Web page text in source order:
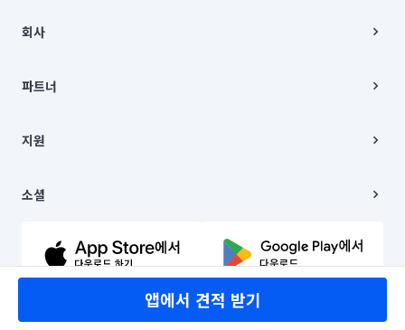
앱에서 견적 받기
00019 |
주소 | 본사: 서울특별시 종로구 율곡로 6(중학동, 트윈트리빌딩) B동 5층
컨택센터 : 서울특별시 종로구 수송동 율곡로 24, 7층, 8층 미소
상품, 상품정보, 거래에 관한 의무와 책임은 거래당사자에게 있습니다.
언론 보도 관련 문의:
© 유한회사 미소. Miso, Inc. All Rights Reserved.
회사
채용
파트너
이사
지원
이용약관
문의하기
소셜
유튜브